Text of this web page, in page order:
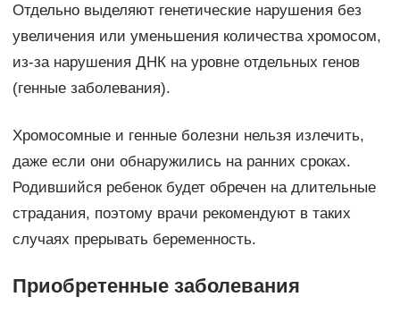
Отдельно выделяют генетические нарушения без
увеличения или уменьшения количества хромосом,
из-за нарушения ДНК на уровне отдельных генов
(генные заболевания).
Хромосомные и генные болезни нельзя излечить,
даже если они обнаружились на ранних сроках.
Родившийся ребенок будет обречен на длительные
страдания, поэтому врачи рекомендуют в таких
случаях прерывать беременность.
Приобретенные заболевания